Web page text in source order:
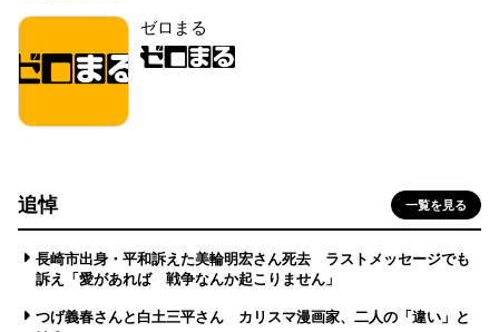
ゼロまる
追悼 一覧を見る
長崎市出身・平和訴えた美輪明宏さん死去 ラストメッセージでも
訴え「愛があれば 戦争なんか起こりません」
つげ義春さんと白土三平さん カリスマ漫画家、二人の「違い」と